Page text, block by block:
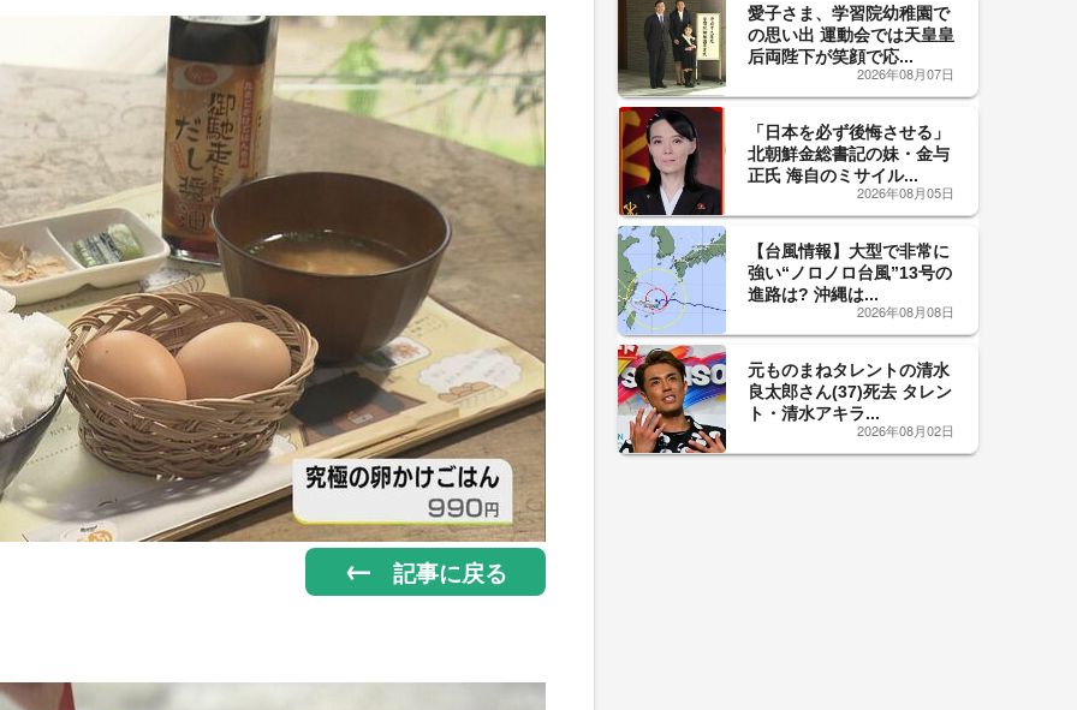
記事に戻る
愛子さま、学習院幼稚園で
の思い出 運動会では天皇皇
后両陛下が笑顔で応...
2026年08月07日
「日本を必ず後悔させる」
北朝鮮金総書記の妹・金与
正氏 海自のミサイル...
2026年08月05日
【台風情報】大型で非常に
強い“ノロノロ台風”13号の
進路は? 沖縄は...
2026年08月08日
元ものまねタレントの清水
良太郎さん(37)死去 タレン
ト・清水アキラ...
2026年08月02日